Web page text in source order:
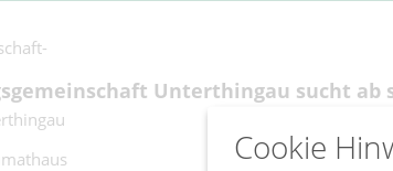
Unterthingau sucht ab
Cookie